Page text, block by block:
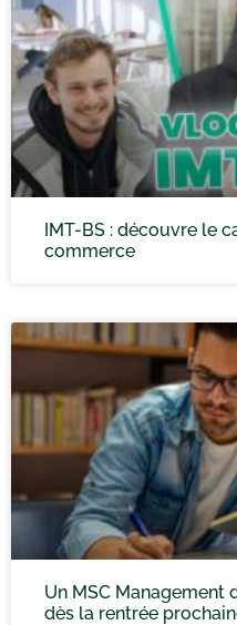
IMT-BS : découvre le
commerce
Un MSC Management
dès la rentrée